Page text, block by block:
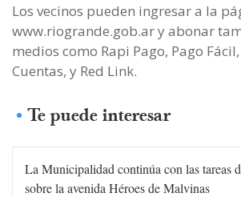
Los vecinos pueden ingresar a la
www.riogrande.gob.ar y abonar
medios como Rapi Pago, Pago
Cuentas, y Red Link.
Te puede interesar
La Municipalidad continúa con las tareas
sobre la avenida Héroes de Malvinas